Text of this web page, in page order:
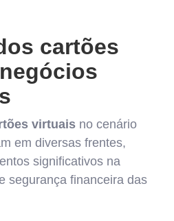
cartões
virtuais no cenário
em diversas frentes,
significativos na
segurança financeira das